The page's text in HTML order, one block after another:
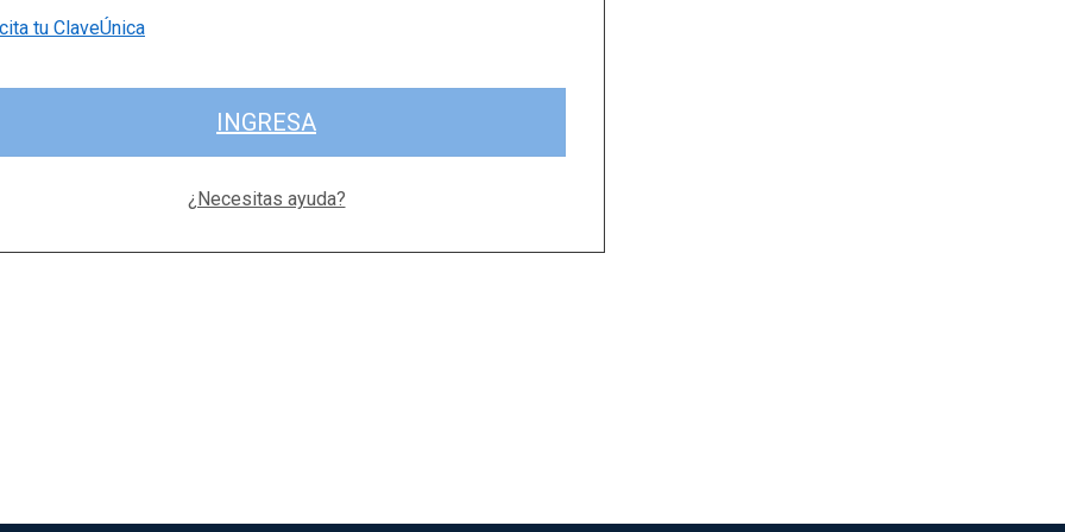
tu ClaveÚnica
INGRESA
¿Necesitas ayuda?